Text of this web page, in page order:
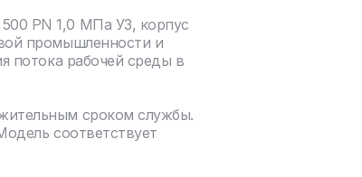
PN 1,0 МПа У3, корпус
промышленности и
потока рабочей среды в
сроком службы.
соответствует